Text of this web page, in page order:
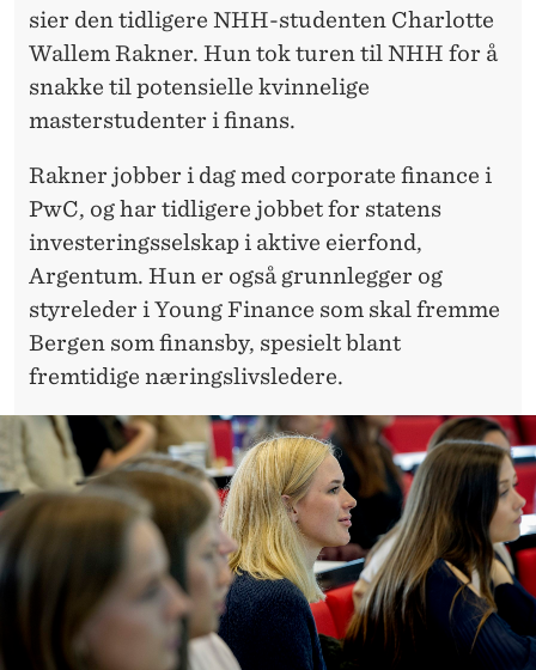
sier den tidligere NHH-studenten Charlotte
Wallem Rakner. Hun tok turen til NHH for å
snakke til potensielle kvinnelige
masterstudenter i finans.
Rakner jobber i dag med corporate finance i
PwC, og har tidligere jobbet for statens
investeringsselskap i aktive eierfond,
Argentum. Hun er også grunnlegger og
styreleder i Young Finance som skal fremme
Bergen som finansby, spesielt blant
fremtidige næringslivsledere.